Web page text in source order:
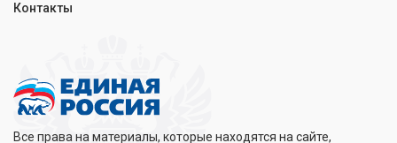
Все права на материалы, которые находятся на сайте,
Контакты